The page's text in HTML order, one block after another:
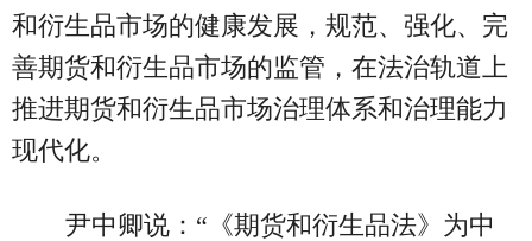
和衍生品市场的健康发展，规范、强化、完
善期货和衍生品市场的监管，在法治轨道上
推进期货和衍生品市场治理体系和治理能力
现代化。
尹中卿说：“《期货和衍生品法》为中